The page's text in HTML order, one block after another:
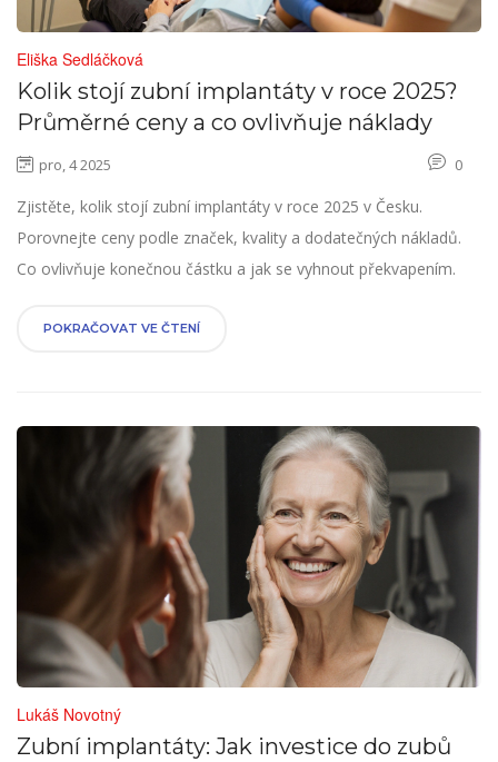
Eliška Sedláčková
Kolik stojí zubní implantáty v roce 2025?
Průměrné ceny a co ovlivňuje náklady
pro, 4 2025 0
Zjistěte, kolik stojí zubní implantáty v roce 2025 v Česku.
Porovnejte ceny podle značek, kvality a dodatečných nákladů.
Co ovlivňuje konečnou částku a jak se vyhnout překvapením.
POKRAČOVAT VE ČTENÍ
Lukáš Novotný
Zubní implantáty: Jak investice do zubů